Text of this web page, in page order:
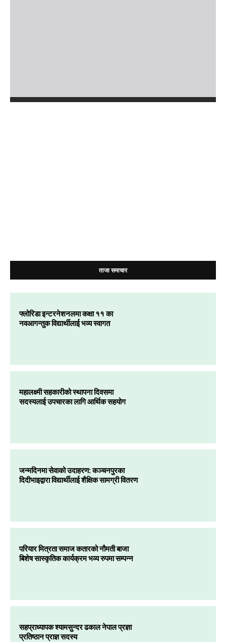
ताजा समाचार
फ्लोरिडा इन्टरनेशनलमा कक्षा ११ का
नवआगन्तुक विद्यार्थीलाई भव्य स्वागत
महालक्ष्मी सहकारीको स्थापना दिवसमा
सदस्यलाई उपचारका लागि आर्थिक सहयोग
जन्मदिनमा सेवाको उदाहरण: कञ्चनपुरका
दिदीभाइद्वारा विद्यार्थीलाई शैक्षिक सामग्री वितरण
परियार मित्रता समाज कतारको नौमती बाजा
बिशेष सास्कृतिक कार्यक्रम भव्य रुपमा सम्पन्न
सहप्राध्यापक श्यामसुन्दर ढकाल नेपाल प्रज्ञा
प्रतिष्ठान प्राज्ञ सदस्य